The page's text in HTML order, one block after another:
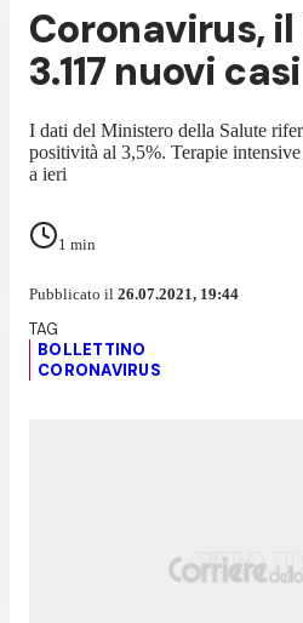
Coronavirus,
3.117 nuovi
I dati del Ministero della Salute
positività al 3,5%. Terapie
a ieri
1 min
Pubblicato il 26.07.2021, 19:44
BOLLETTINO
CORONAVIRUS